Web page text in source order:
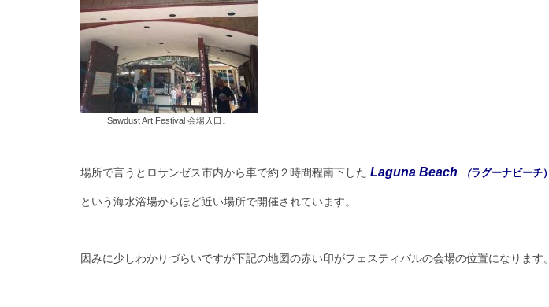
Sawdust Art Festival 会場入口。
場所で言うとロサンゼス市内から車で約２時間程南下した Laguna Beach （ラグーナビーチ）
という海水浴場からほど近い場所で開催されています。
因みに少しわかりづらいですが下記の地図の赤い印がフェスティバルの会場の位置になります。